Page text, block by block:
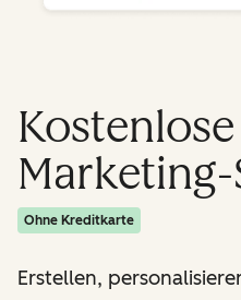
Ohne Kreditkarte
Erstellen,